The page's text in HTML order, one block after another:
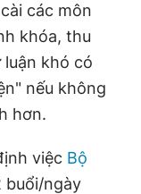
các môn
khóa, thu
khó có
nếu không
hơn.
việc Bộ
buổi/ngày